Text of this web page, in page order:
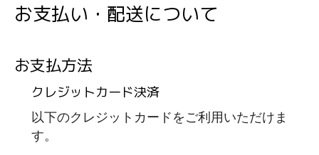
お支払い・配送について
お支払方法
クレジットカード決済
以下のクレジットカードをご利用いただけま
す。